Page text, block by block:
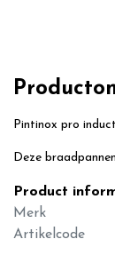
Pintinox pro
Deze
Product
Merk
Artikelcode